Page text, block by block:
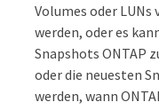
Volumes oder
werden, oder es
Snapshots ONTAP
oder die neuesten
werden, wann